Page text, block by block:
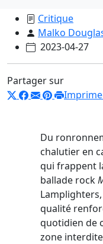
Critique
Malko
2023-04-27
Partager sur
Du
chalutier en
qui frappent
ballade rock
qualité
quotidien de
zone